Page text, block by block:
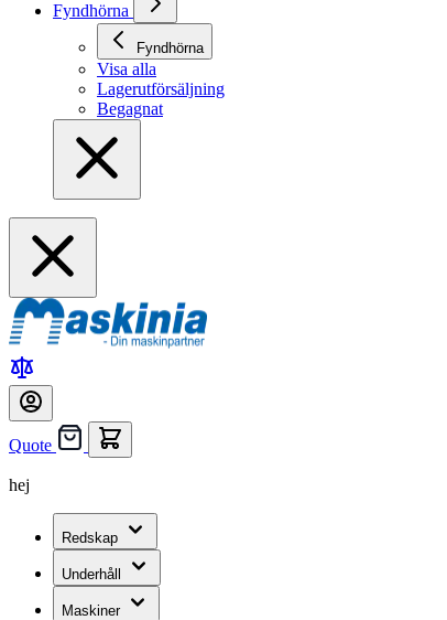
Fyndhörna
Fyndhörna
Visa alla
Lagerutförsäljning
Begagnat
Quote
hej
Redskap
Underhåll
Maskiner